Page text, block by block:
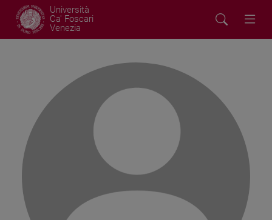
Università
Ca' Foscari
Venezia